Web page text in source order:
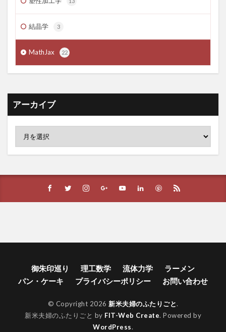
結晶学 3
MathJax 22
アーカイブ
御朱印巡り 理工数学 流体力学
ラーメン
パン・ケーキ
プライバシーポリシー お問い合わせ
© Copyright 2026 新米夫婦のふたりごと.
新米夫婦のふたりごと by FIT-Web Create. Powered by
WordPress.